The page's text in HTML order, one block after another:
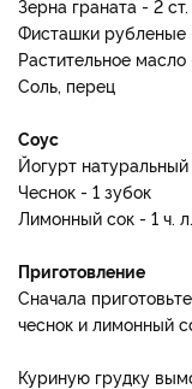
Зерна граната - 2 ст.
Фисташки рубленые -
Растительное масло
Соль, перец
Соус
Йогурт
Чеснок - 1 зубок
Лимонный сок - 1 ч. л.
Приготовление
Сначала
чеснок и лимонный
Куриную грудку